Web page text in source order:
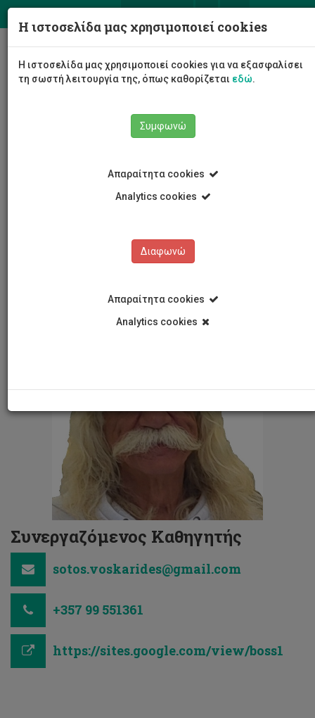
Σχολή Μηχανικής και Τεχνολογίας
Τμήμα Ηλεκτρολόγων Μηχανικών και Μηχανικών
Προσωπικό Τμήματος
Ακαδημαϊκό Προσωπικό
Σώτος Βοσκαρίδης
Συνεργαζόμενος Καθηγητής
sotos.voskarides@gmail.com
+357 99 551361
https://sites.google.com/view/boss1
Η ιστοσελίδα μας χρησιμοποιεί cookies
Η ιστοσελίδα μας χρησιμοποιεί cookies για να εξασφαλίσει
τη σωστή λειτουργία της, όπως καθορίζεται εδώ.
Συμφωνώ
Απαραίτητα cookies
Analytics cookies
Διαφωνώ
Απαραίτητα cookies
Analytics cookies